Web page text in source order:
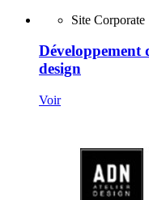
Site Corporate
Développement
design
Voir